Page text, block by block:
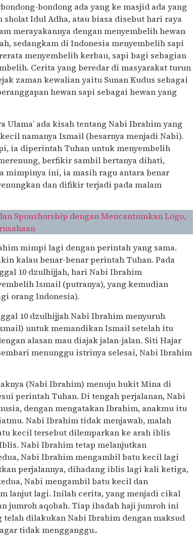
bondong ada yang ke masjid ada yang
Idul Adha, atau biasa disebut hari raya
merayakannya dengan menyembelih hewan
sedangkam di Indonesia menyembelih sapi
menyembelih kerbau, sapi bagi sebagian
Cerita yang beredar di masyarakat turun
zaman kewalian yaitu Sunan Kudus sebagai
hewan sapi sebagai hewan yang
ada kisah tentang Nabi Ibrahim yang
namanya Ismail (besarnya menjadi Nabi).
ia diperintah Tuhan untuk menyembelih
berfikir sambil bertanya dihati,
mimpinya ini, ia masih ragu antara benar
dan difikir terjadi pada malam
Sponshorship dengan Mencantumkan Logo,
mimpi lagi dengan perintah yang sama.
kalau benar-benar perintah Tuhan. Pada
10 dzulhijjah, hari Nabi Ibrahim
Ismail (putranya), yang kemudian
orang Indonesia).
10 dzulhijjah Nabi Ibrahim menyuruh
untuk memandikan Ismail setelah itu
alasan mau diajak jalan-jalan. Siti Hajar
menunggu istrinya selesai, Nabi Ibrahim
(Nabi Ibrahim) menuju bukit Mina di
perintah Tuhan. Di tengah perjalanan, Nabi
dengan mengatakan Ibrahim, anakmu itu
Nabi Ibrahim tidak menjawab, malah
kecil tersebut dilemparkan ke arah iblis
Nabi Ibrahim tetap melanjutkan
Nabi Ibrahim mengambil batu kecil lagi
perjalannya, dihadang iblis lagi kali ketiga,
Nabi mengambil batu kecil dan
lanjut lagi. Inilah cerita, yang menjadi cikal
jumroh aqobah. Tiap ibadah haji jumroh ini
telah dilakukan Nabi Ibrahim dengan maksud
tidak mengganggu..